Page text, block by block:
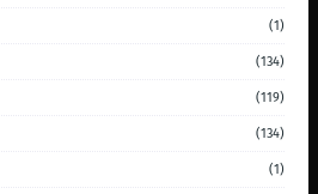
(1)
(134)
(119)
(134)
(1)